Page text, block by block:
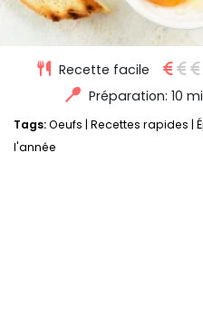
Recette facile
Préparation: 10
Tags:Oeufs Recettes rapides
l'année